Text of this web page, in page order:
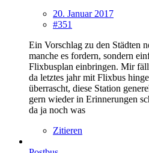
20. Januar 2017
#351
Ein Vorschlag zu den Städten
manche es fordern, sondern
Flixbusplan einbringen. Mir
da letztes jahr mit Flixbus
überrascht, diese Station
gern wieder in Erinnerungen
da ja noch was
Zitieren